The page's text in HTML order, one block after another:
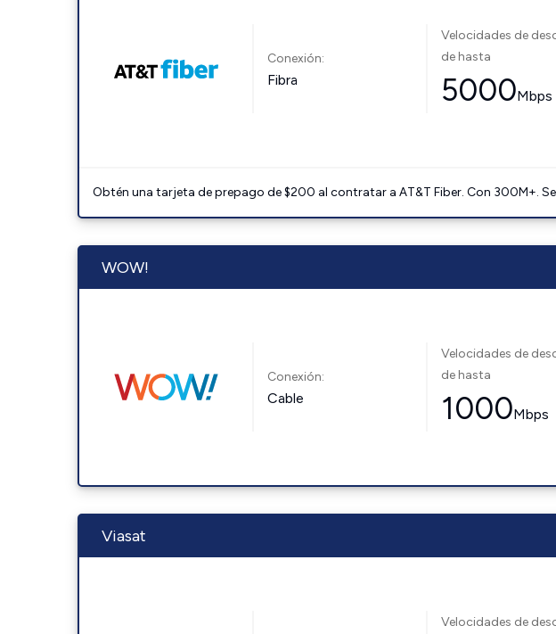
Conexión:
Fibra
Velocidades de
de hasta
5000Mbps
Obtén una tarjeta de prepago de $200 al contratar a AT&T Fiber. Con 300M+.
WOW!
Conexión:
Cable
Velocidades de
de hasta
1000Mbps
Viasat
Velocidades de